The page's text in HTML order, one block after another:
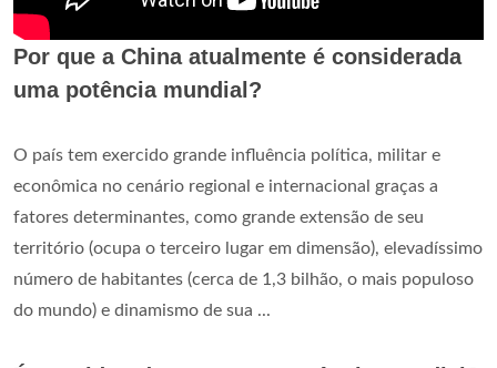
Por que a China atualmente é considerada
uma potência mundial?
O país tem exercido grande influência política, militar e
econômica no cenário regional e internacional graças a
fatores determinantes, como grande extensão de seu
território (ocupa o terceiro lugar em dimensão), elevadíssimo
número de habitantes (cerca de 1,3 bilhão, o mais populoso
do mundo) e dinamismo de sua ...